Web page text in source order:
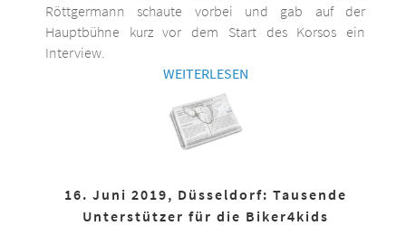
Röttgermann schaute vorbei und gab auf der
Hauptbühne kurz vor dem Start des Korsos ein
Interview.
WEITERLESEN
16. Juni 2019, Düsseldorf: Tausende
Unterstützer für die Biker4kids